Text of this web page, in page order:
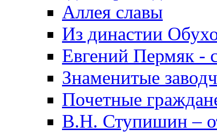
Аллея славы
Из династии
Евгений Пермяк -
Знаменитые
Почетные
В.Н. Ступишин –